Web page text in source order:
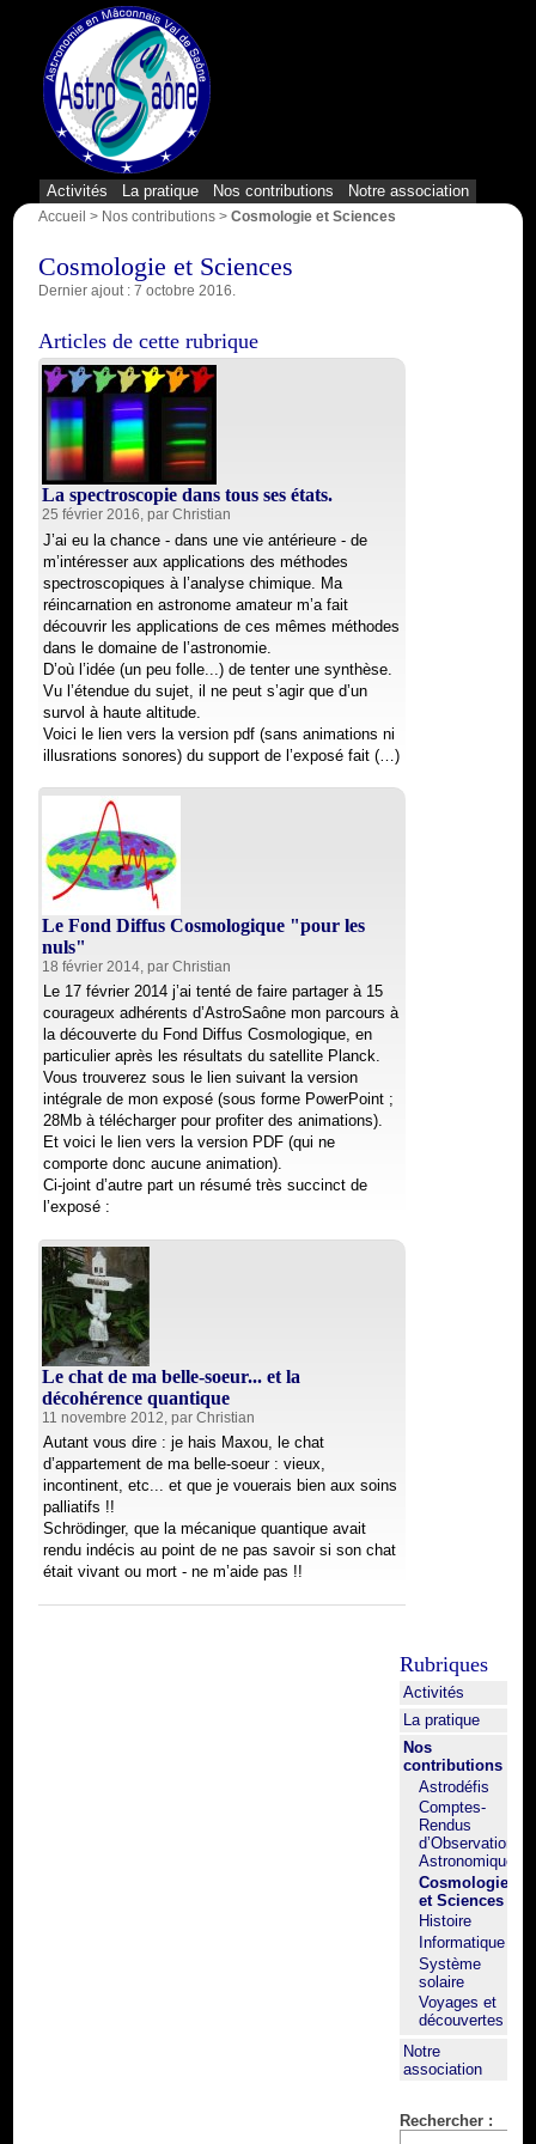
Activités La pratique Nos contributions Notre association
Accueil > Nos contributions > Cosmologie et Sciences
Cosmologie et Sciences
Dernier ajout : 7 octobre 2016.
Articles de cette rubrique
La spectroscopie dans tous ses états.
25 février 2016, par Christian
J’ai eu la chance - dans une vie antérieure - de
m’intéresser aux applications des méthodes
spectroscopiques à l’analyse chimique. Ma
réincarnation en astronome amateur m’a fait
découvrir les applications de ces mêmes méthodes
dans le domaine de l’astronomie.
D’où l’idée (un peu folle...) de tenter une synthèse.
Vu l’étendue du sujet, il ne peut s’agir que d’un
survol à haute altitude.
Voici le lien vers la version pdf (sans animations ni
illusrations sonores) du support de l’exposé fait (…)
Le Fond Diffus Cosmologique "pour les
nuls"
18 février 2014, par Christian
Le 17 février 2014 j’ai tenté de faire partager à 15
courageux adhérents d’AstroSaône mon parcours à
la découverte du Fond Diffus Cosmologique, en
particulier après les résultats du satellite Planck.
Vous trouverez sous le lien suivant la version
intégrale de mon exposé (sous forme PowerPoint ;
28Mb à télécharger pour profiter des animations).
Et voici le lien vers la version PDF (qui ne
comporte donc aucune animation).
Ci-joint d’autre part un résumé très succinct de
l’exposé :
Le chat de ma belle-soeur... et la
décohérence quantique
11 novembre 2012, par Christian
Autant vous dire : je hais Maxou, le chat
d’appartement de ma belle-soeur : vieux,
incontinent, etc... et que je vouerais bien aux soins
palliatifs !!
Schrödinger, que la mécanique quantique avait
rendu indécis au point de ne pas savoir si son chat
était vivant ou mort - ne m’aide pas !!
Rubriques
Activités
La pratique
Nos
contributions
Astrodéfis
Comptes-
Rendus
d’Observation
Astronomique
Cosmologie
et Sciences
Histoire
Informatique
Système
solaire
Voyages et
découvertes
Notre
association
Rechercher :